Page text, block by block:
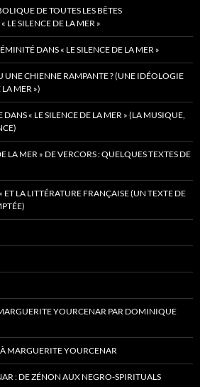
DE TOUTES LES BÊTES
LE SILENCE DE LA MER »
DANS « LE SILENCE DE LA MER »
UNE CHIENNE RAMPANTE ? (UNE IDÉOLOGIE
LA MER »)
« LE SILENCE DE LA MER » (LA MUSIQUE,
LA MER » DE VERCORS : QUELQUES TEXTES DE
ET LA LITTÉRATURE FRANÇAISE (UN TEXTE DE
YOURCENAR PAR DOMINIQUE
MARGUERITE YOURCENAR
: DE ZÉNON AUX NEGRO-SPIRITUALS